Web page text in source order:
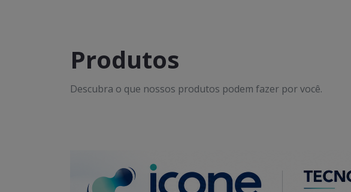
Produtos
Descubra o que nossos produtos podem fazer por você.